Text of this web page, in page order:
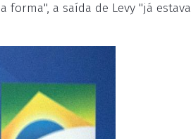
a saída de Levy "já estava